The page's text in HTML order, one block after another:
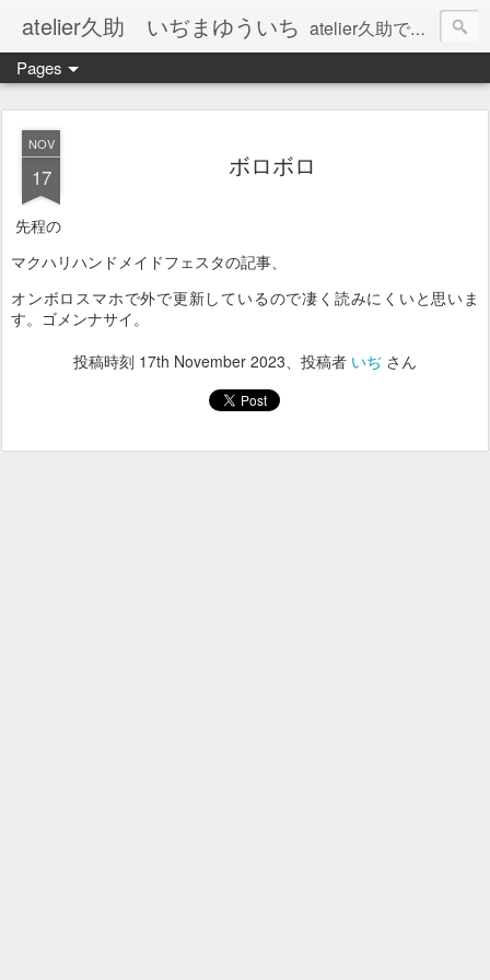
atelier久助 いぢまゆういち atelier久助では土と火から暖かなモノたちを生み出しています。 ご覧になられた方が和んで頂ければ幸いです。
Pages
NOV
17 ボロボロ
先程の
マクハリハンドメイドフェスタの記事、
オンボロスマホで外で更新しているので凄く読みにくいと思いま
す。ゴメンナサイ。
投稿時刻 17th November 2023、投稿者 いぢ さん